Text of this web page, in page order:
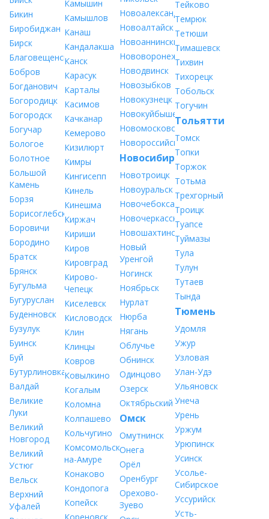
Бикин
Биробиджан
Бирск
Благовещенск
Бобров
Богданович
Богородицк
Богородск
Богучар
Бологое
Болотное
Большой
Камень
Борзя
Борисоглебск
Боровичи
Бородино
Братск
Брянск
Бугульма
Бугуруслан
Буденновск
Бузулук
Буинск
Буй
Бутурлиновка
Валдай
Великие
Луки
Великий
Новгород
Великий
Устюг
Вельск
Верхний
Уфалей
Камышин
Камышлов
Канаш
Кандалакша
Канск
Карасук
Карталы
Касимов
Качканар
Кемерово
Кизилюрт
Кимры
Кингисепп
Кинель
Кинешма
Киржач
Кириши
Киров
Кировград
Кирово-
Чепецк
Киселевск
Кисловодск
Клин
Клинцы
Ковров
Ковылкино
Когалым
Коломна
Колпашево
Кольчугино
Комсомольск-
на-Амуре
Конаково
Кондопога
Копейск
Новоалександровск
Новоалтайск
Новоаннинский
Нововоронеж
Новодвинск
Новозыбков
Новокузнецк
Новокуйбышевск
Новомосковск
Новороссийск
Новосибирск
Новотроицк
Новоуральск
Новочебоксарск
Новочеркасск
Новошахтинск
Новый
Уренгой
Ногинск
Ноябрьск
Нурлат
Нюрба
Нягань
Облучье
Обнинск
Одинцово
Озерск
Октябрьский
Омск
Омутнинск
Онега
Орёл
Оренбург
Орехово-
Зуево
Тейково
Темрюк
Тетюши
Тимашевск
Тихвин
Тихорецк
Тобольск
Тогучин
Тольятти
Томск
Топки
Торжок
Тотьма
Трехгорный
Троицк
Туапсе
Туймазы
Тула
Тулун
Тутаев
Тында
Тюмень
Удомля
Ужур
Узловая
Улан-Удэ
Ульяновск
Унеча
Урень
Уржум
Урюпинск
Усинск
Усолье-
Сибирское
Уссурийск
Усть-